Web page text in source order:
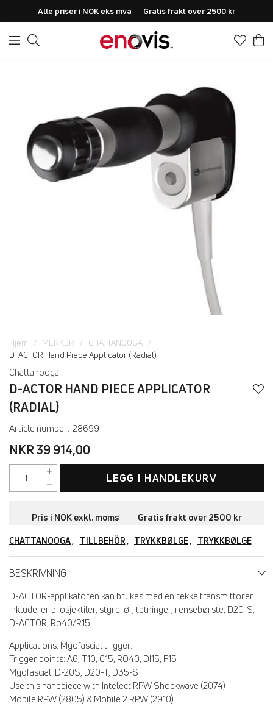
Alle priser i NOK eks mva Gratis frakt over 2500 kr
Hjem MERKER
CHATTANOOGA
D-ACTOR Hand Piece Applicator (Radial)
Chattanooga
D-ACTOR HAND PIECE APPLICATOR
(RADIAL)
Article number: 28699
NKR 39 914,00
LEGG I HANDLEKURV
Pris i NOK exkl. moms Gratis frakt over 2500 kr
CHATTANOOGA TILLBEHÖR TRYKKBØLGE TRYKKBØLGE
BESKRIVNING
D-ACTOR-applikatoren kan brukes med en rekke transmittorer.
Inkluderer prosjektiler, styrerør, tetninger, rensebørste, D20-S,
D-ACTOR, Ro40/R15.
Applications: Myofascial trigger.
Trigger points: A6, T10, C15, RO40, DI15, F15
Myofascial: D-20S, D20-T, D35-S
Use this handpiece with Intelect RPW Shockwave (2074)
Mobile RPW (2805) & Mobile 2 RPW (2910)